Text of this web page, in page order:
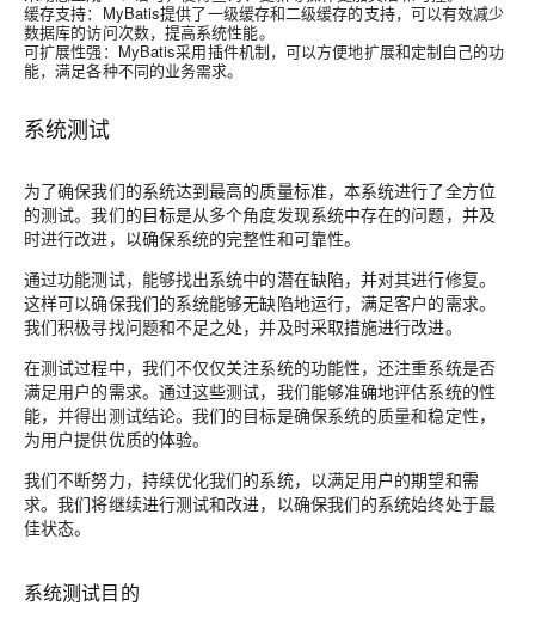
缓存支持：MyBatis提供了一级缓存和二级缓存的支持，可以有效减少
数据库的访问次数，提高系统性能。
可扩展性强：MyBatis采用插件机制，可以方便地扩展和定制自己的功
能，满足各种不同的业务需求。
系统测试
为了确保我们的系统达到最高的质量标准，本系统进行了全方位
的测试。我们的目标是从多个角度发现系统中存在的问题，并及
时进行改进，以确保系统的完整性和可靠性。
通过功能测试，能够找出系统中的潜在缺陷，并对其进行修复。
这样可以确保我们的系统能够无缺陷地运行，满足客户的需求。
我们积极寻找问题和不足之处，并及时采取措施进行改进。
在测试过程中，我们不仅仅关注系统的功能性，还注重系统是否
满足用户的需求。通过这些测试，我们能够准确地评估系统的性
能，并得出测试结论。我们的目标是确保系统的质量和稳定性，
为用户提供优质的体验。
我们不断努力，持续优化我们的系统，以满足用户的期望和需
求。我们将继续进行测试和改进，以确保我们的系统始终处于最
佳状态。
系统测试目的